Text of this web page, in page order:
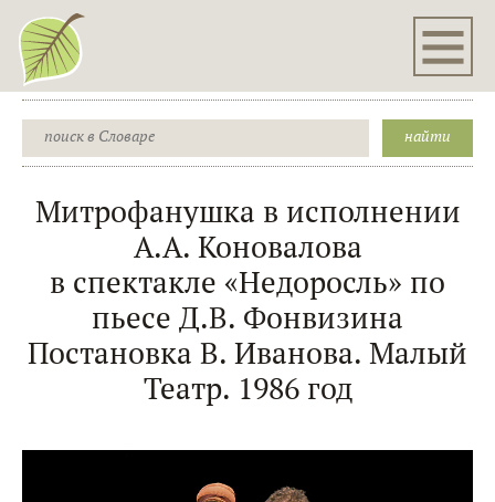
Митрофанушка в исполнении
А.А. Коновалова
в спектакле «Недоросль» по
пьесе Д.В. Фонвизина
Постановка В. Иванова. Малый
Театр. 1986 год